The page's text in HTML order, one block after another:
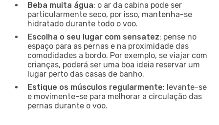
Beba muita água: o ar da cabina pode ser
particularmente seco, por isso, mantenha-se
hidratado durante todo o voo.
Escolha o seu lugar com sensatez: pense no
espaço para as pernas e na proximidade das
comodidades a bordo. Por exemplo, se viajar com
crianças, poderá ser uma boa ideia reservar um
lugar perto das casas de banho.
Estique os músculos regularmente: levante-se
e movimente-se para melhorar a circulação das
pernas durante o voo.